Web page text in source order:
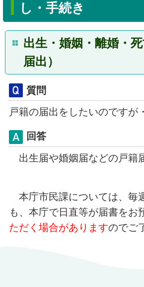
し・手続き
出生・婚姻・離婚・
届出）
質問
戸籍の届出をしたいのですが
回答
出生届や婚姻届などの戸籍
本庁市民課については、毎
も、本庁で日直等が届書をお
ただく場合がありますのでご